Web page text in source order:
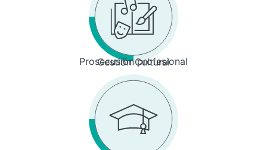
Prosecusión profesional
Gestión Cultural